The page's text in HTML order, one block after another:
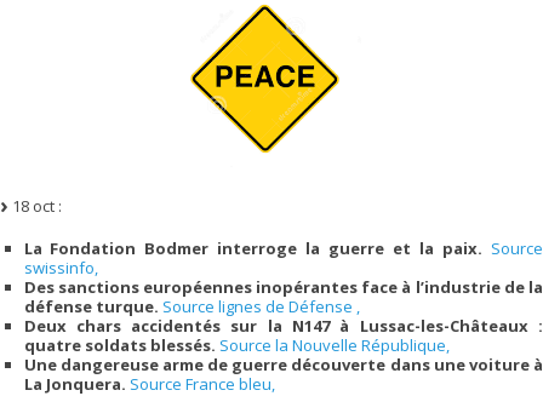
18 oct :
La Fondation Bodmer interroge la guerre et la paix. Source
swissinfo,
Des sanctions européennes inopérantes face à l’industrie de la
défense turque. Source lignes de Défense ,
Deux chars accidentés sur la N147 à Lussac-les-Châteaux :
quatre soldats blessés. Source la Nouvelle République,
Une dangereuse arme de guerre découverte dans une voiture à
La Jonquera. Source France bleu,